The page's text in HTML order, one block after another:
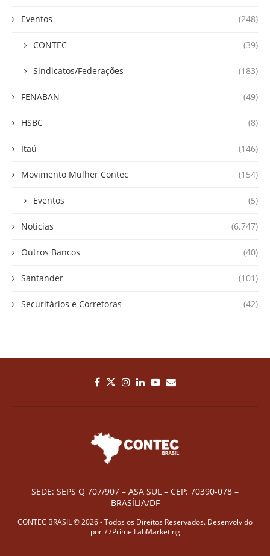
Eventos (248)
CONTEC (39)
Sindicatos/Federações (183)
FENABAN (49)
HSBC (8)
Itaú (146)
Movimento Mulher Contec (154)
Eventos (5)
Notícias (6.747)
Outros Bancos (40)
Santander (101)
Securitários e Corretoras (42)
SEDE: SEPS Q 707/907 – ASA SUL – CEP: 70390-078 –
BRASÍLIA/DF
CONTEC BRASIL © 2026 - Todos os Direitos Reservados. Desenvolvido
por77Prime LabMarketing